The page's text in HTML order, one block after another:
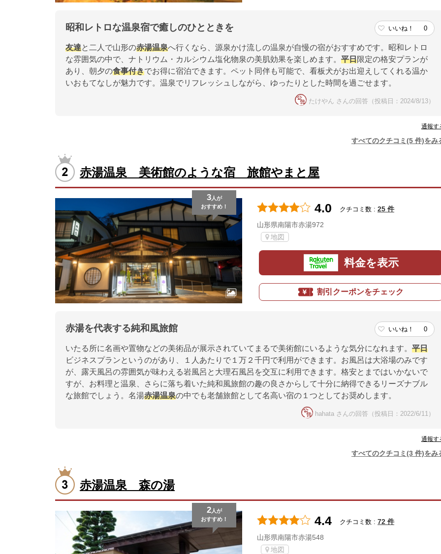
昭和レトロな温泉宿で癒しのひとときを いいね！ 0
友達と二人で山形の赤湯温泉へ行くなら、源泉かけ流しの温泉が自慢の宿がおすすめです。昭和レトロ
な雰囲気の中で、ナトリウム・カルシウム塩化物泉の美肌効果を楽しめます。 平日限定の格安プランが
あり、朝夕の食事付きでお得に宿泊できます。ペット同伴も可能で、看板犬がお出迎えしてくれる温か
いおもてなしが魅力です。温泉でリフレッシュしながら、ゆったりとした時間を過ごせます。
たけやん さんの回答（投稿日：2024/8/13）
通報す
すべてのクチコミ(5 件)をみ
赤湯温泉 美術館のような宿 旅館やまと屋
3人が
おすすめ！
4.0 クチコミ数 : 25 件
山形県南陽市赤湯972
地図
料金を表示
割引クーポンをチェック
赤湯を代表する純和風旅館 いいね！ 0
いたる所に名画や置物などの美術品が展示されていてまるで美術館にいるような気分になれます。 平日
ビジネスプランというのがあり、１人あたりで１万２千円で利用ができます。お風呂は大浴場のみです
が、露天風呂の雰囲気が味わえる岩風呂と大理石風呂を交互に利用できます。格安とまではいかないで
すが、お料理と温泉、さらに落ち着いた純和風旅館の趣の良さからして十分に納得できるリーズナブル
な旅館でしょう。名湯赤湯温泉の中でも老舗旅館として名高い宿の１つとしてお奨めします。
hahata さんの回答（投稿日：2022/6/11）
通報す
すべてのクチコミ(3 件)をみ
赤湯温泉 森の湯
2人が
おすすめ！
4.4 クチコミ数 : 72 件
山形県南陽市赤湯548
地図